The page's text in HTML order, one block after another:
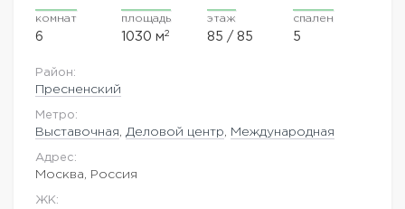
комнат
6
площадь
1030 м2
этаж
85 / 85
спален
5
Район:
Пресненский
Метро:
Выставочная Деловой центр Международная
Адрес:
Москва, Россия
ЖK: